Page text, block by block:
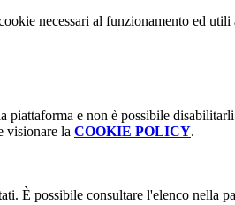
necessari al funzionamento ed
piattaforma e non è possibile
visionare la COOKIE POLICY.
È possibile consultare l'elenco nella